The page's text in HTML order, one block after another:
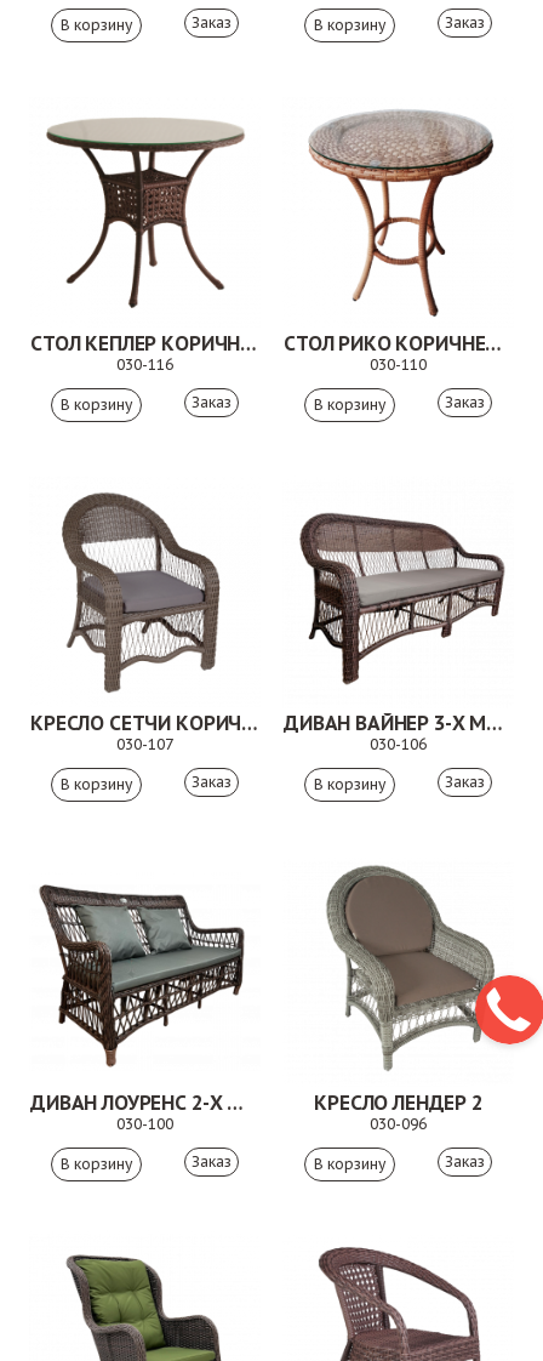
Заказ Заказ
СТОЛ КЕПЛЕР КОРИЧНЕВЫЙ
030-116
Заказ
СТОЛ РИКО КОРИЧНЕВЫЙ
030-110
Заказ
КРЕСЛО СЕТЧИ КОРИЧНЕВОЕ
030-107
Заказ
ДИВАН ВАЙНЕР 3-Х МЕСТНЫЙ КОРИЧНЕВЫЙ
030-106
Заказ
ДИВАН ЛОУРЕНС 2-Х МЕСТНЫЙ КОРИЧНЕВЫЙ
030-100
Заказ
КРЕСЛО ЛЕНДЕР 2
030-096
Заказ